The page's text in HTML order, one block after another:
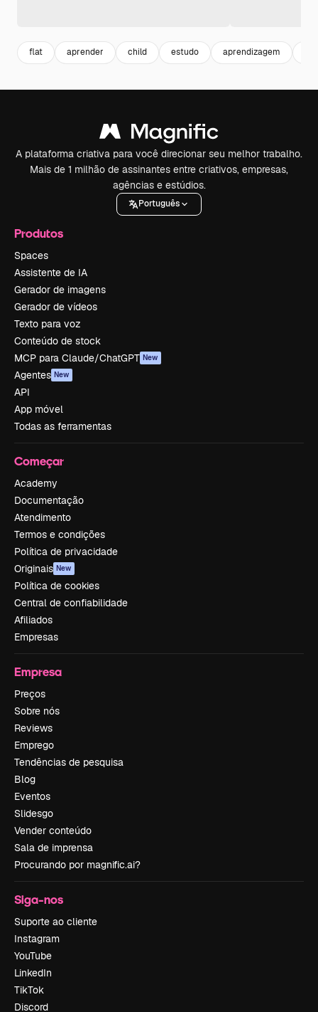
flat aprender child estudo aprendizagem
A plataforma criativa para você direcionar seu melhor trabalho.
Mais de 1 milhão de assinantes entre criativos, empresas,
agências e estúdios.
Português
Produtos
Spaces
Assistente de IA
Gerador de imagens
Gerador de vídeos
Texto para voz
Conteúdo de stock
MCP para Claude/ChatGPT New
Agentes New
API
App móvel
Todas as ferramentas
Começar
Academy
Documentação
Atendimento
Termos e condições
Política de privacidade
Originais New
Política de cookies
Central de confiabilidade
Afiliados
Empresas
Empresa
Preços
Sobre nós
Reviews
Emprego
Tendências de pesquisa
Blog
Eventos
Slidesgo
Vender conteúdo
Sala de imprensa
Procurando por magnific.ai?
Siga-nos
Suporte ao cliente
Instagram
YouTube
LinkedIn
TikTok
Discord